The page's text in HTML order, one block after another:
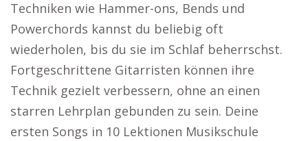
Techniken wie Hammer-ons, Bends und
Powerchords kannst du beliebig oft
wiederholen, bis du sie im Schlaf beherrschst.
Fortgeschrittene Gitarristen können ihre
Technik gezielt verbessern, ohne an einen
starren Lehrplan gebunden zu sein. Deine
ersten Songs in 10 Lektionen Musikschule